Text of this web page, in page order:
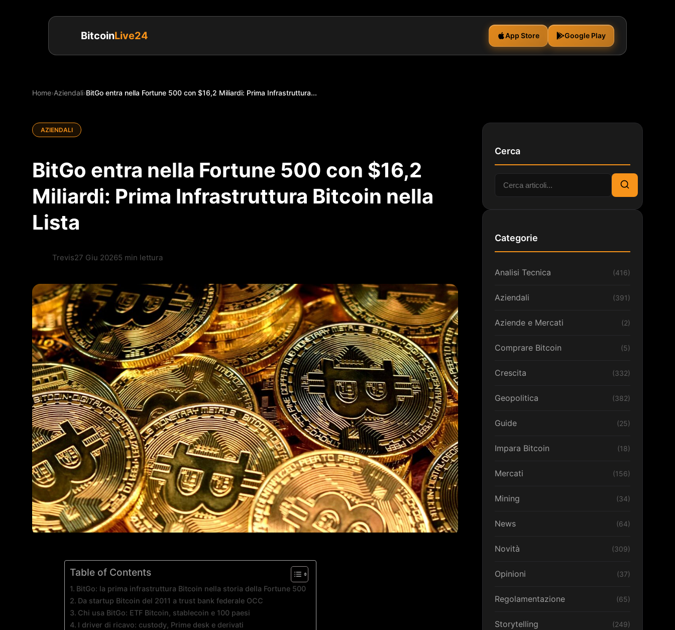
BitcoinLive24 App Store Google Play
Home›Aziendali›BitGo entra nella Fortune 500 con $16,2 Miliardi: Prima Infrastruttura...
AZIENDALI
BitGo entra nella Fortune 500 con $16,2
Miliardi: Prima Infrastruttura Bitcoin nella
Lista
Trevis27 Giu 20265 min lettura
Table of Contents
BitGo: la prima infrastruttura Bitcoin nella storia della Fortune 500
Da startup Bitcoin del 2011 a trust bank federale OCC
Chi usa BitGo: ETF Bitcoin, stablecoin e 100 paesi
I driver di ricavo: custody, Prime desk e derivati
Cerca
Cerca:
Cerca
Categorie
Analisi Tecnica (416)
Aziendali (391)
Aziende e Mercati (2)
Comprare Bitcoin (5)
Crescita (332)
Geopolitica (382)
Guide (25)
Impara Bitcoin (18)
Mercati (156)
Mining (34)
News (64)
Novità (309)
Opinioni (37)
Regolamentazione (65)
Storytelling (249)